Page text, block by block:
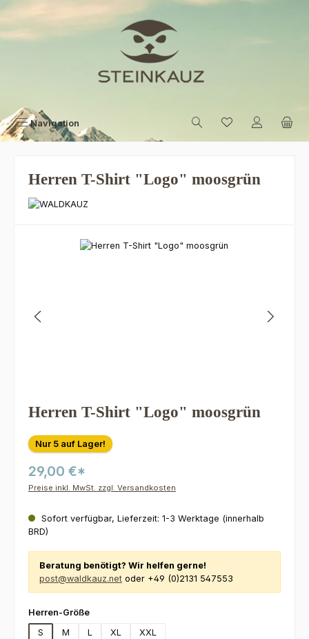
Zum Hauptinhalt springen
Navigation
Herren T-Shirt "Logo" moosgrün
Bildergalerie überspringen
Herren T-Shirt "Logo" moosgrün
Nur 5 auf Lager!
29,00 €*
Preise inkl. MwSt. zzgl. Versandkosten
Sofort verfügbar, Lieferzeit: 1-3 Werktage (innerhalb
BRD)
Beratung benötigt? Wir helfen gerne!
post@waldkauz.net oder +49 (0)2131 547553
Herren-Größeauswählen
S
M L XL XXL